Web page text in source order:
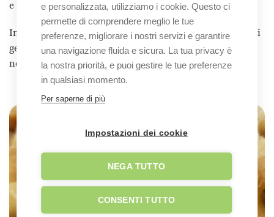
e croccante.
Infine ilnocciolinoè un affogato al caffè fresco, a base di
gelato alla nocciola (come fa ben immaginare il suo
nome).
e personalizzata, utilizziamo i cookie. Questo ci
permette di comprendere meglio le tue
preferenze, migliorare i nostri servizi e garantire
una navigazione fluida e sicura. La tua privacy è
la nostra priorità, e puoi gestire le tue preferenze
in qualsiasi momento.
Per saperne di più
Impostazioni dei cookie
NEGA TUTTO
CONSENTI TUTTO